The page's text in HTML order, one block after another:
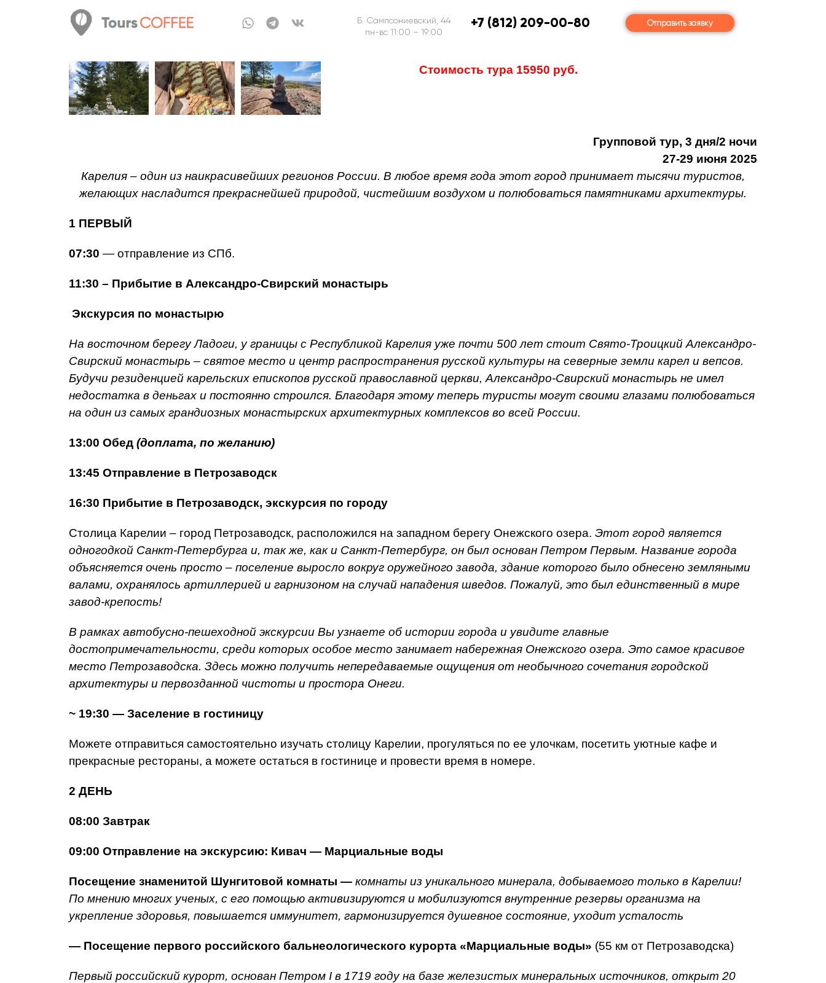
Б. Сампсониевский, 44
пн-вс 11:00 – 19:00
+7 (812) 209-00-80 Отправить заявку
Стоимость тура 15950 руб.
Групповой тур, 3 дня/2 ночи
27-29 июня 2025
Карелия – один из наикрасивейших регионов России. В любое время года этот город принимает тысячи туристов,
желающих насладится прекраснейшей природой, чистейшим воздухом и полюбоваться памятниками архитектуры.
1 ПЕРВЫЙ
07:30 — отправление из СПб.
11:30 – Прибытие в Александро-Свирский монастырь
Экскурсия по монастырю
На восточном берегу Ладоги, у границы с Республикой Карелия уже почти 500 лет стоит Свято-Троицкий Александро-
Свирский монастырь – святое место и центр распространения русской культуры на северные земли карел и вепсов.
Будучи резиденцией карельских епископов русской православной церкви, Александро-Свирский монастырь не имел
недостатка в деньгах и постоянно строился. Благодаря этому теперь туристы могут своими глазами полюбоваться
на один из самых грандиозных монастырских архитектурных комплексов во всей России.
13:00 Обед (доплата, по желанию)
13:45 Отправление в Петрозаводск
16:30 Прибытие в Петрозаводск, экскурсия по городу
Столица Карелии – город Петрозаводск, расположился на западном берегу Онежского озера. Этот город является
одногодкой Санкт-Петербурга и, так же, как и Санкт-Петербург, он был основан Петром Первым. Название города
объясняется очень просто – поселение выросло вокруг оружейного завода, здание которого было обнесено земляными
валами, охранялось артиллерией и гарнизоном на случай нападения шведов. Пожалуй, это был единственный в мире
завод-крепость!
В рамках автобусно-пешеходной экскурсии Вы узнаете об истории города и увидите главные
достопримечательности, среди которых особое место занимает набережная Онежского озера. Это самое красивое
место Петрозаводска. Здесь можно получить непередаваемые ощущения от необычного сочетания городской
архитектуры и первозданной чистоты и простора Онеги.
~ 19:30 — Заселение в гостиницу
Можете отправиться самостоятельно изучать столицу Карелии, прогуляться по ее улочкам, посетить уютные кафе и
прекрасные рестораны, а можете остаться в гостинице и провести время в номере.
2 ДЕНЬ
08:00 Завтрак
09:00 Отправление на экскурсию: Кивач — Марциальные воды
Посещение знаменитой Шунгитовой комнаты — комнаты из уникального минерала, добываемого только в Карелии!
По мнению многих ученых, с его помощью активизируются и мобилизуются внутренние резервы организма на
укрепление здоровья, повышается иммунитет, гармонизируется душевное состояние, уходит усталость
— Посещение первого российского бальнеологического курорта «Марциальные воды» (55 км от Петрозаводска)
Первый российский курорт, основан Петром I в 1719 году на базе железистых минеральных источников, открыт 20